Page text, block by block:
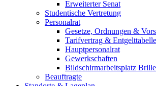
Erweiterter Senat
Studentische Vertretung
Personalrat
Gesetze, Ordnungen &
Tarifvertrag & Entgelttabelle
Hauptpersonalrat
Gewerkschaften
Bildschirmarbeitsplatz Brille
Beauftragte